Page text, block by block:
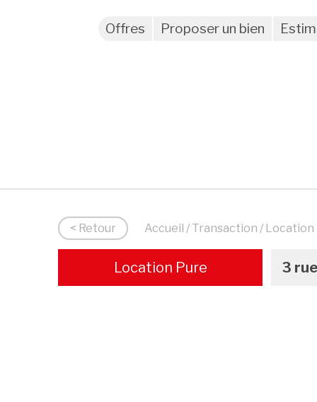
Offres Proposer un bien
< Retour Accueil / Transaction / Location
Location Pure 3